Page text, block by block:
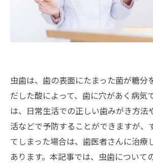
虫歯は、歯の表面にたまった菌が糖分
だした酸によって、歯に穴があく病気
は、日常生活での正しい歯みがき方法
活などで予防することができますが、
てしまった場合は、歯医者さんに治療
あります。本記事では、虫歯について